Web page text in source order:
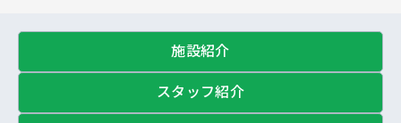
施設紹介
スタッフ紹介